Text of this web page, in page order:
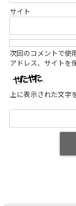
サイト
次回のコメントで使
アドレス、サイトを
上に表示された文字